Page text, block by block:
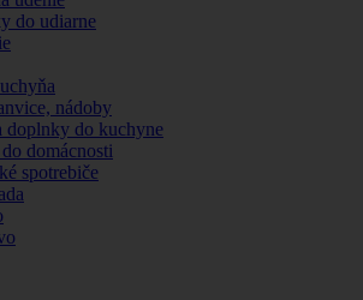
do udiarne
nádoby
doplnky do kuchyne
domácnosti
spotrebiče